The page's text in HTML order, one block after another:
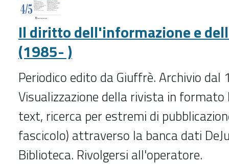
Il diritto dell'informazione e
(1985- )
Periodico edito da Giuffrè. Archivio dal
Visualizzazione della rivista in
text, ricerca per estremi di
fascicolo) attraverso la banca dati
Biblioteca. Rivolgersi all'operatore.